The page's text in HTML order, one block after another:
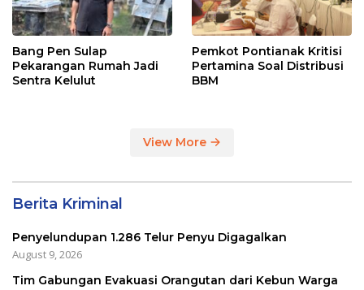
Bang Pen Sulap
Pekarangan Rumah Jadi
Sentra Kelulut
Pemkot Pontianak Kritisi
Pertamina Soal Distribusi
BBM
View More
Berita Kriminal
Penyelundupan 1.286 Telur Penyu Digagalkan
August 9, 2026
Tim Gabungan Evakuasi Orangutan dari Kebun Warga